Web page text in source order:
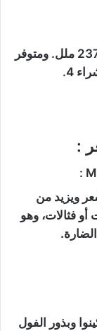
السعر: 7.19$ = 27.5 ريال سعودي لعبوة 237 ملل. ومتوفر
ويزيد من
أو فثالات، وهو
وبذور الفول